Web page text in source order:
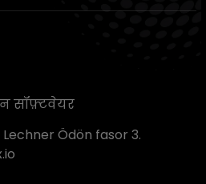
सॉफ़्टवेयर
Lechner Ödön fasor 3.